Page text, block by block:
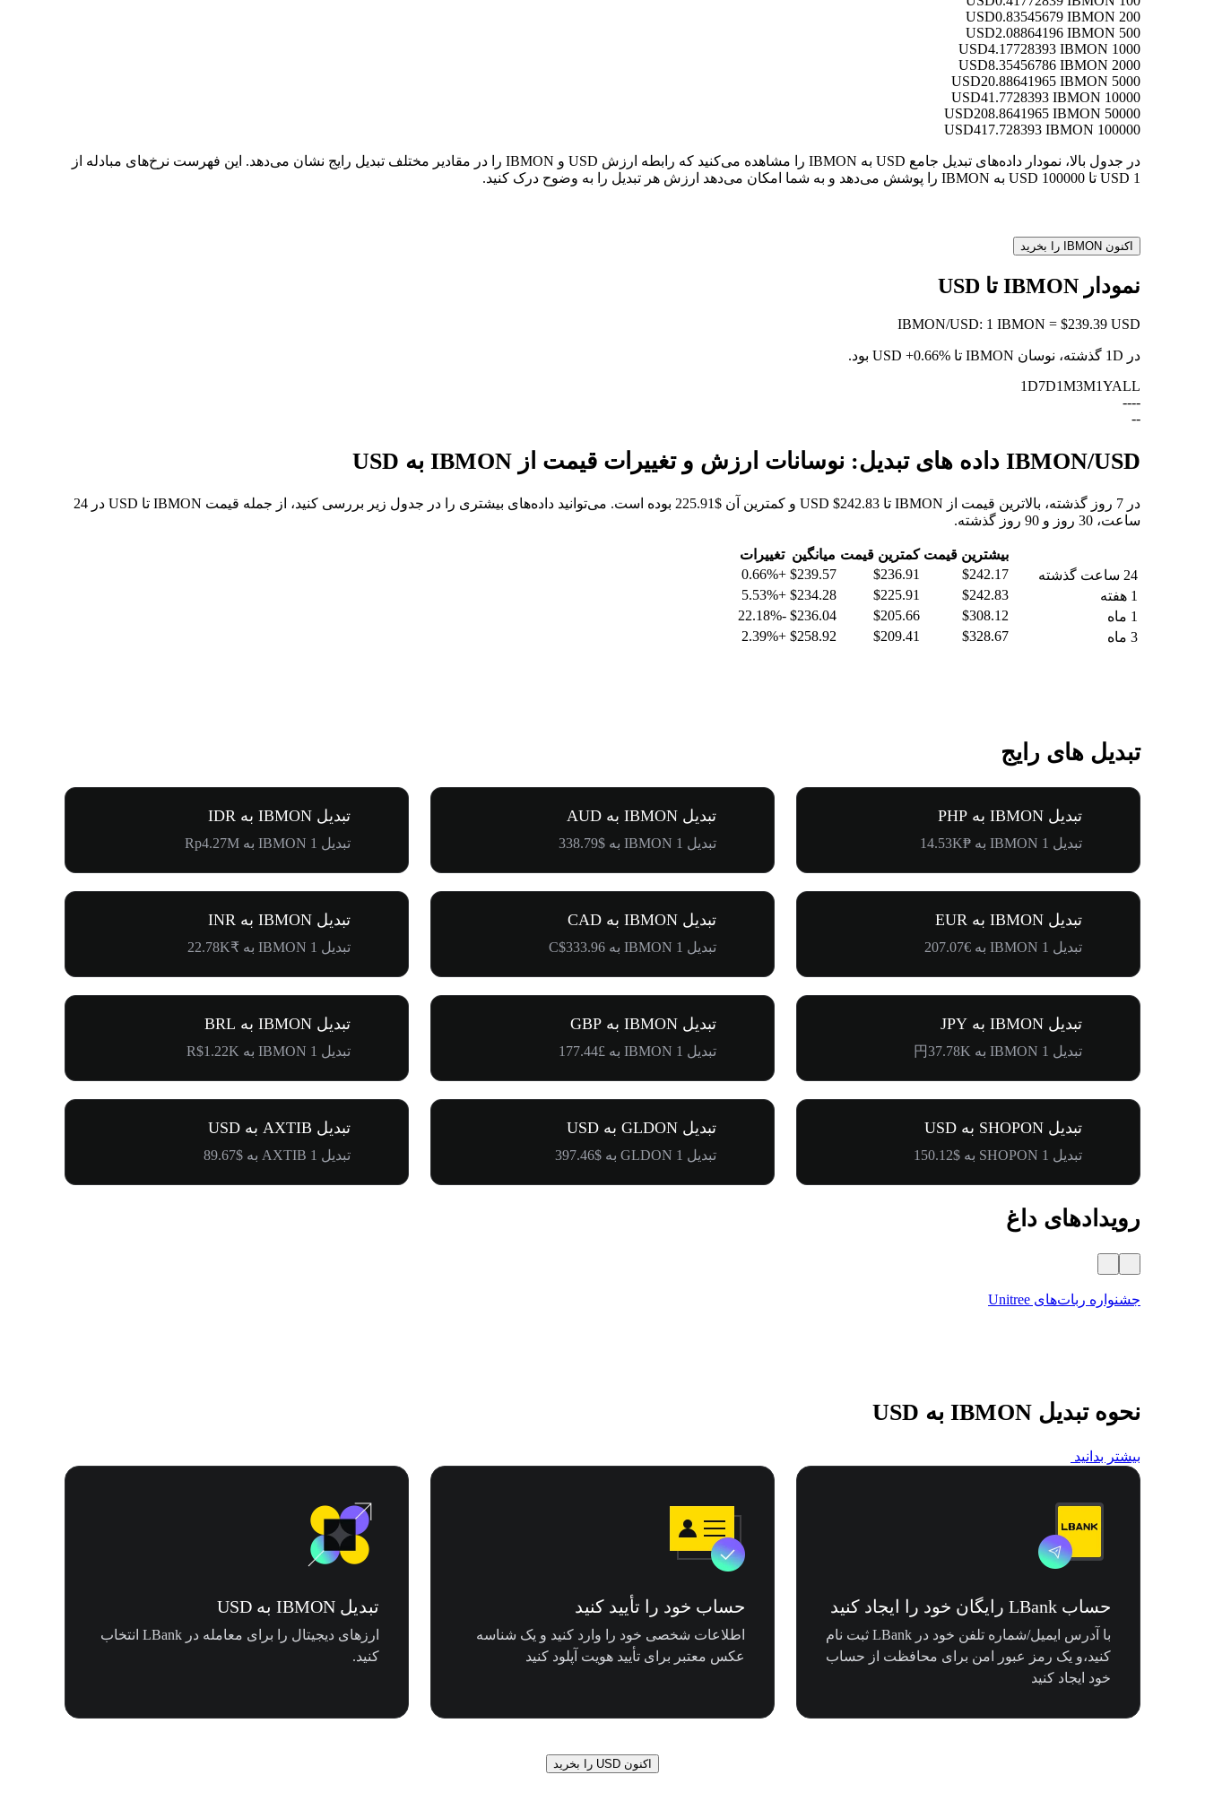
200 USD
0.83545679 IBMON
500 USD
2.08864196 IBMON
1000 USD
4.17728393 IBMON
2000 USD
8.35456786 IBMON
5000 USD
20.88641965 IBMON
10000 USD
41.7728393 IBMON
50000 USD
208.8641965 IBMON
100000 USD
417.728393 IBMON
در جدول بالا، نمودار داده‌های تبدیل جامع USD به IBMON را مشاهده می‌کنید که رابطه ارزش USD و IBMON را در مقادیر مختلف تبدیل رایج نشان می‌دهد. این فهرست نرخ‌های مبادله از
1 USD تا 100000 USD به IBMON را پوشش می‌دهد و به شما امکان می‌دهد ارزش هر تبدیل را به وضوح درک کنید.
اکنون IBMON را بخرید
نمودار IBMON تا USD
IBMON/USD: 1 IBMON = $239.39 USD
در 1D گذشته، نوسان IBMON تا USD +0.66%
بود.
1D7D1M3M1YALL
--
--
--
IBMON/USD داده های تبدیل: نوسانات ارزش و تغییرات قیمت از IBMON به USD
در 7 روز گذشته، بالاترین قیمت از IBMON تا USD $242.83 و کمترین آن $225.91 بوده است. می‌توانید داده‌های بیشتری را در جدول زیر بررسی کنید، از جمله قیمت IBMON تا USD در 24
ساعت، 30 روز و 90 روز گذشته.
بیشترین قیمت کمترین قیمت میانگین تغییرات
24 ساعت گذشته
$242.17
$236.91
$239.57
+0.66%
1 هفته
$242.83
$225.91
$234.28
+5.53%
1 ماه
$308.12
$205.66
$236.04
-22.18%
3 ماه
$328.67
$209.41
$258.92
+2.39%
تبدیل های رایج
تبدیل IBMON به PHP
تبدیل 1 IBMON به ₱14.53K
تبدیل IBMON به AUD
تبدیل 1 IBMON به $338.79
تبدیل IBMON به IDR
تبدیل 1 IBMON به Rp4.27M
تبدیل IBMON به EUR
تبدیل 1 IBMON به €207.07
تبدیل IBMON به CAD
تبدیل 1 IBMON به C$333.96
تبدیل IBMON به INR
تبدیل 1 IBMON به ₹22.78K
تبدیل IBMON به JPY
تبدیل 1 IBMON به 円37.78K
تبدیل IBMON به GBP
تبدیل 1 IBMON به £177.44
تبدیل IBMON به BRL
تبدیل 1 IBMON به R$1.22K
تبدیل SHOPON به USD
تبدیل 1 SHOPON به $150.12
تبدیل GLDON به USD
تبدیل 1 GLDON به $397.46
تبدیل AXTIB به USD
تبدیل 1 AXTIB به $89.67
رویدادهای داغ
جشنواره ربات‌های Unitree
نحوه تبدیل IBMON به USD
بیشتر بدانید
حساب LBank رایگان خود را ایجاد کنید
با آدرس ایمیل/شماره تلفن خود در LBank ثبت نام
کنید،و یک رمز عبور امن برای محافظت از حساب
خود ایجاد کنید
حساب خود را تأیید کنید
اطلاعات شخصی خود را وارد کنید و یک شناسه
عکس معتبر برای تأیید هویت آپلود کنید
تبدیل IBMON به USD
ارزهای دیجیتال را برای معامله در LBank انتخاب
کنید.
اکنون USD را بخرید